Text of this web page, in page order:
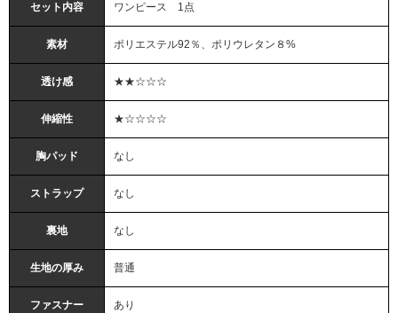
セット内容 ワンピース 1点
素材 ポリエステル92％、ポリウレタン８%
透け感 ★★☆☆☆
伸縮性 ★☆☆☆☆
胸パッド なし
ストラップ なし
裏地 なし
生地の厚み 普通
ファスナー あり